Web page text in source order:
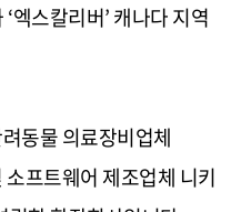
‘엑스칼리버’캐나다 지역
동물 의료장비업체
프트웨어 제조업체 니키